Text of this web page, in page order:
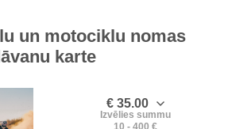
un motociklu nomas
karte
€ 35.00
Izvēlies summu